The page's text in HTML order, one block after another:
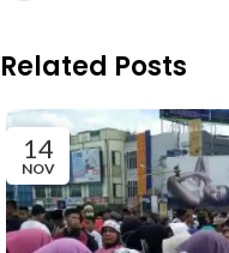
Related Posts
14
NOV